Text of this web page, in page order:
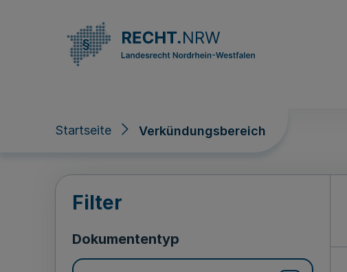
Startseite Verkündungsbereich
Verkündungsbereich
Filter
Dokumententyp